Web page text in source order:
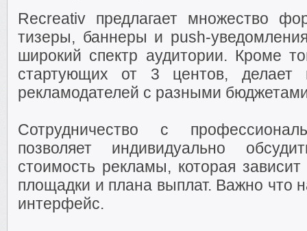
Recreativ предлагает множество
тизеры, баннеры и push-
широкий спектр аудитории. Кроме
стартующих от 3 центов, делает
рекламодателей с разными
Сотрудничество с
позволяет индивидуально
стоимость рекламы, которая
площадки и плана выплат. Важно что
интерфейс.